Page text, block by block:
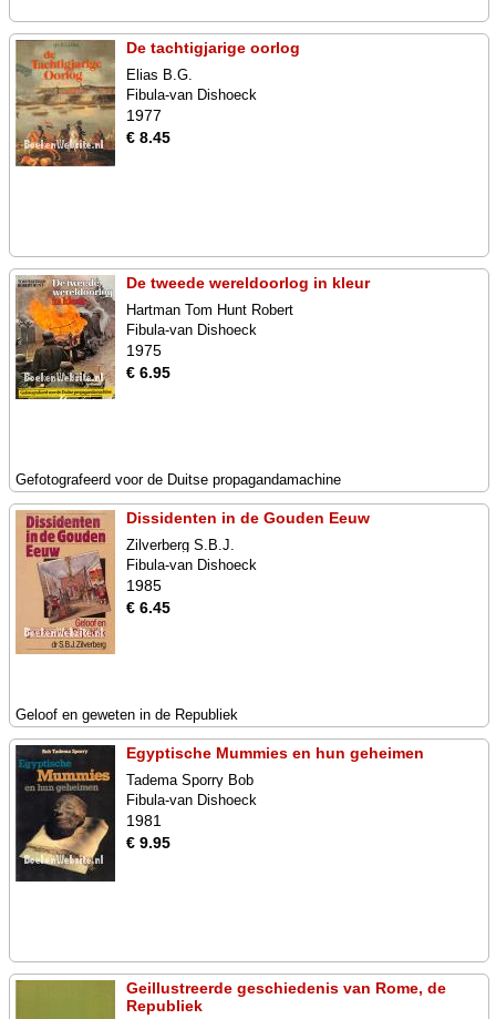
De tachtigjarige oorlog
Elias B.G.
Fibula-van Dishoeck
1977
€ 8.45
De tweede wereldoorlog in kleur
Hartman Tom Hunt Robert
Fibula-van Dishoeck
1975
€ 6.95
Gefotografeerd voor de Duitse propagandamachine
Dissidenten in de Gouden Eeuw
Zilverberg S.B.J.
Fibula-van Dishoeck
1985
€ 6.45
Geloof en geweten in de Republiek
Egyptische Mummies en hun geheimen
Tadema Sporry Bob
Fibula-van Dishoeck
1981
€ 9.95
Geillustreerde geschiedenis van Rome, de
Republiek